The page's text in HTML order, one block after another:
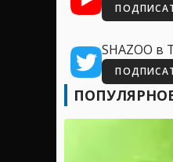
SHAZOO в